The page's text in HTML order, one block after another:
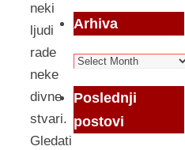
neki
ljudi
rade
neke
divne
stvari.
Gledati
Arhiva
Arhiva
Poslednji
postovi